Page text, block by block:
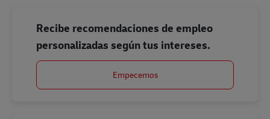
Recibe recomendaciones de empleo
personalizadas según tus intereses.
Empecemos